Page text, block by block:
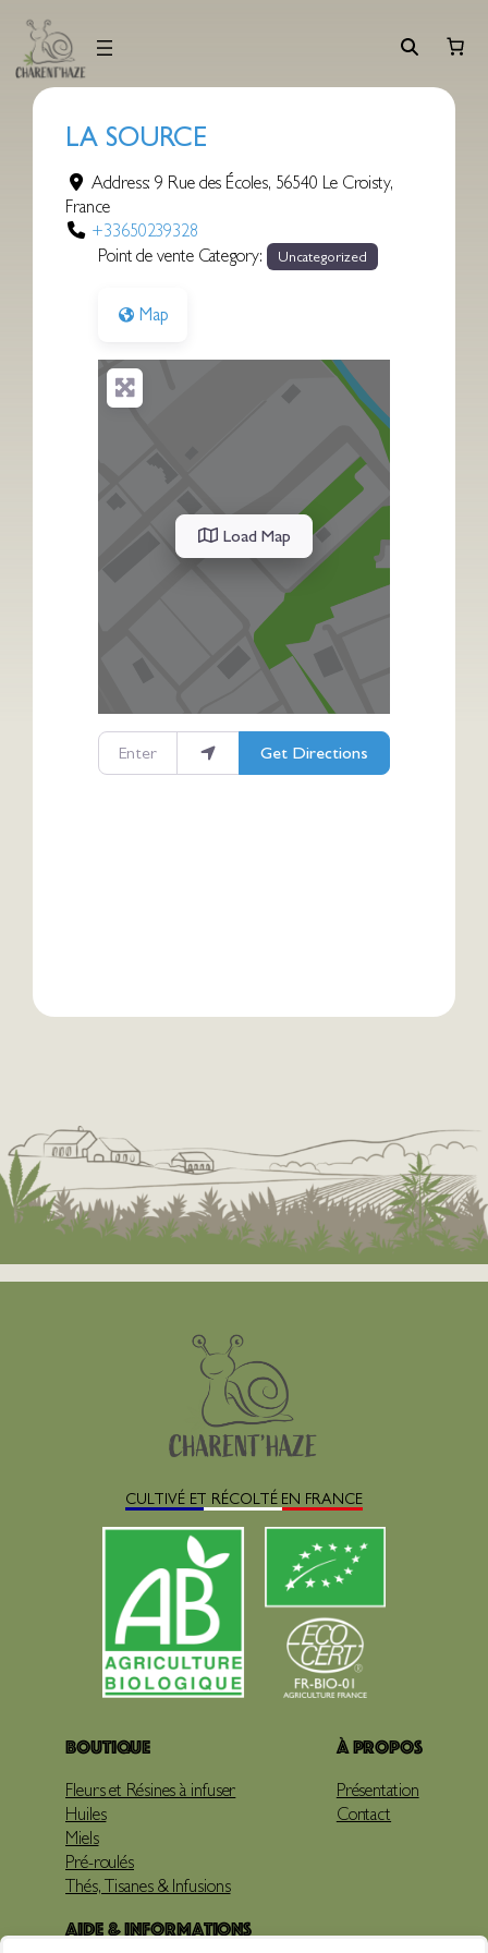
contenu
LA SOURCE
Address:9 Rue des Écoles, 56540 Le Croisty,
France
+33650239328
Point de vente Category:
Uncategorized
Map
Load Map
Enter your location
Get Directions
CULTIVÉ ET RÉCOLTÉ EN FRANCE
Boutique
Fleurs et Résines à infuser
Huiles
Miels
Pré-roulés
Thés, Tisanes & Infusions
À propos
Présentation
Contact
Aide & Informations